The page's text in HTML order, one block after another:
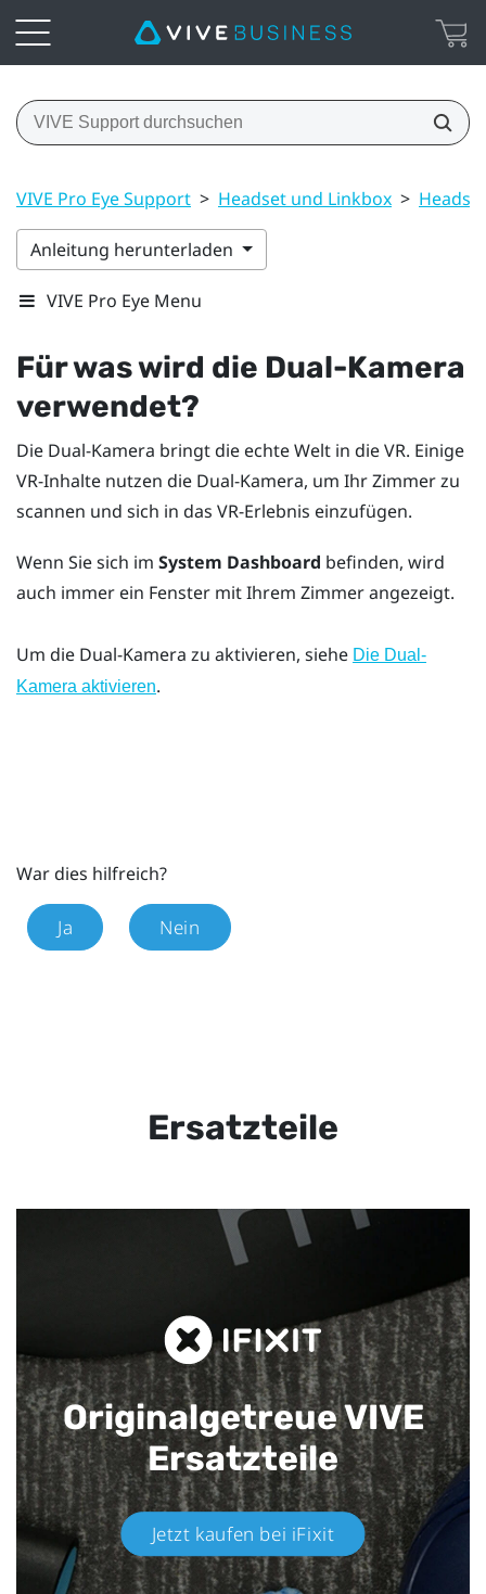
VIVE Pro Eye Support > Headset und Linkbox > Headset
Anleitung herunterladen
VIVE Pro Eye Menu
Für was wird die Dual-Kamera
verwendet?
Die Dual-Kamera bringt die echte Welt in die VR. Einige
VR-Inhalte nutzen die Dual-Kamera, um Ihr Zimmer zu
scannen und sich in das VR-Erlebnis einzufügen.
Wenn Sie sich im System Dashboard befinden, wird
auch immer ein Fenster mit Ihrem Zimmer angezeigt.
Um die Dual-Kamera zu aktivieren, siehe Die Dual-
Kamera aktivieren.
War dies hilfreich?
Ja Nein
Ersatzteile
Originalgetreue VIVE
Ersatzteile
Jetzt kaufen bei iFixit​